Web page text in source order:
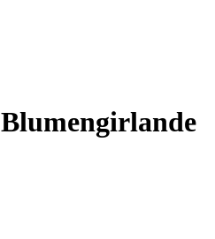
Blumengirlande